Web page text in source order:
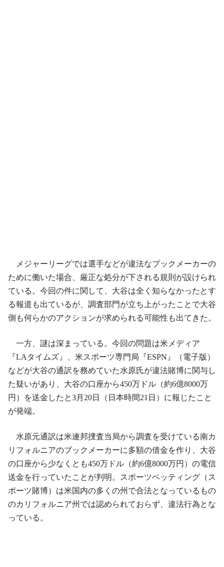
メジャーリーグでは選手などが違法なブックメーカーの
ために働いた場合、厳正な処分が下される規則が設けられ
ている。今回の件に関して、大谷は全く知らなかったとす
る報道も出ているが、調査部門が立ち上がったことで大谷
側も何らかのアクションが求められる可能性も出てきた。
一方、謎は深まっている。今回の問題は米メディア
『LAタイムズ』、米スポーツ専門局『ESPN』（電子版）
などが大谷の通訳を務めていた水原氏が違法賭博に関与し
た疑いがあり、大谷の口座から450万ドル（約6億8000万
円）を送金したと3月20日（日本時間21日）に報じたこと
が発端。
水原元通訳は米連邦捜査当局から調査を受けている南カ
リフォルニアのブックメーカーに多額の借金を作り、大谷
の口座から少なくとも450万ドル（約6億8000万円）の電信
送金を行っていたことが判明。スポーツベッティング（ス
ポーツ賭博）は米国内の多くの州で合法となっているもの
のカリフォルニア州では認められておらず、違法行為とな
っている。